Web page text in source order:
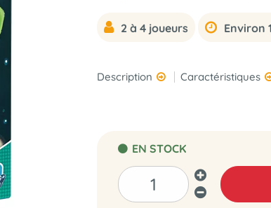
2 à 4 joueurs Environ
Description Caractéristiques
EN STOCK